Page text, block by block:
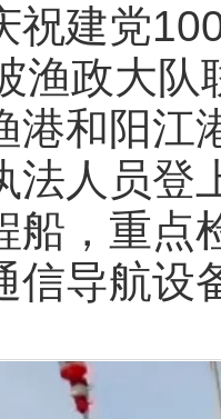
祝建党
渔政大
港和阳江
人员登
船，重点
信导航设